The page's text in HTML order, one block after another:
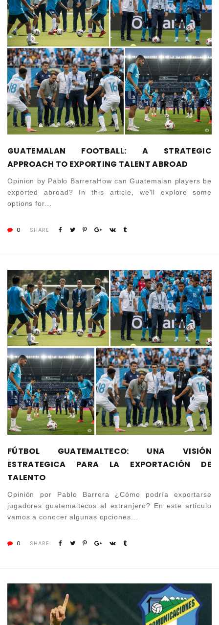
GUATEMALAN FOOTBALL: A STRATEGIC
APPROACH TO EXPORTING TALENT ABROAD
Opinion by Pablo BarreraHow can Guatemalan players be
exported abroad? In this article, we'll explore some
options for...
0 SHARE
FÚTBOL GUATEMALTECO: UNA VISIÓN
ESTRATEGICA PARA LA EXPORTACIÓN DE
TALENTO
Opinión por Pablo Barrera ¿Cómo podría exportarse
jugadores guatemaltecos al extranjero? En este artículo
vamos a conocer algunas opciones...
0 SHARE